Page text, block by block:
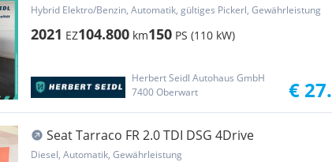
SKY / DCC...
Hybrid Elektro/Benzin, Automatik, gültiges Pickerl, Gewährleistung
2021 EZ104.800 km150 PS (110 kW)
Herbert Seidl Autohaus GmbH
7400 Oberwart
€
Seat Tarraco FR 2.0 TDI DSG 4Drive
Diesel, Automatik, Gewährleistung